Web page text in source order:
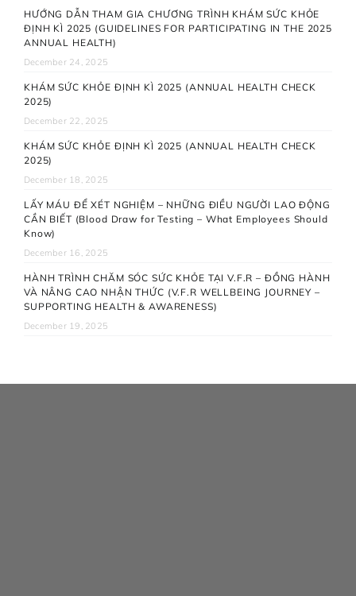
HƯỚNG DẪN THAM GIA CHƯƠNG TRÌNH KHÁM SỨC KHỎE
ĐỊNH KÌ 2025 (GUIDELINES FOR PARTICIPATING IN THE 2025
ANNUAL HEALTH)
December 24, 2025
KHÁM SỨC KHỎE ĐỊNH KÌ 2025 (ANNUAL HEALTH CHECK
2025)
December 22, 2025
KHÁM SỨC KHỎE ĐỊNH KÌ 2025 (ANNUAL HEALTH CHECK
2025)
December 18, 2025
LẤY MÁU ĐỂ XÉT NGHIỆM – NHỮNG ĐIỀU NGƯỜI LAO ĐỘNG
CẦN BIẾT (Blood Draw for Testing – What Employees Should
Know)
December 16, 2025
HÀNH TRÌNH CHĂM SÓC SỨC KHỎE TẠI V.F.R – ĐỒNG HÀNH
VÀ NÂNG CAO NHẬN THỨC (V.F.R WELLBEING JOURNEY –
SUPPORTING HEALTH & AWARENESS)
December 19, 2025